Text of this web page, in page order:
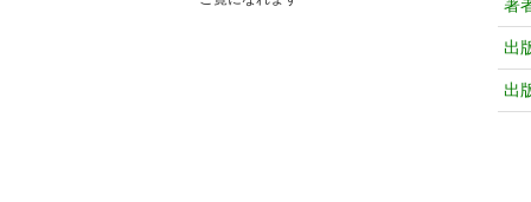
著
出
出